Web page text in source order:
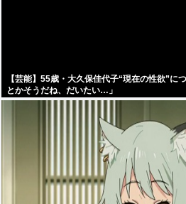
【芸能】55歳・大久保佳代子“現在の性欲”に
とかそうだね、だいたい…」